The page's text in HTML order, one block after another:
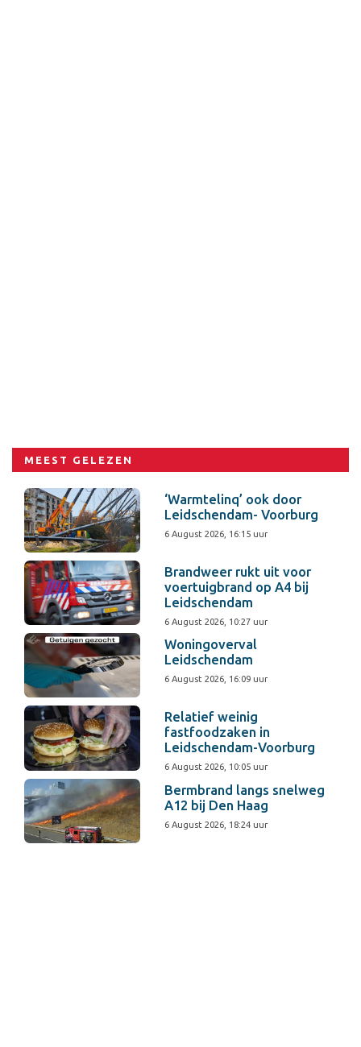
MEEST GELEZEN
‘Warmtelinq’ ook door
Leidschendam- Voorburg
6 August 2026, 16:15 uur
Brandweer rukt uit voor
voertuigbrand op A4 bij
Leidschendam
6 August 2026, 10:27 uur
Woningoverval
Leidschendam
6 August 2026, 16:09 uur
Relatief weinig
fastfoodzaken in
Leidschendam-Voorburg
6 August 2026, 10:05 uur
Bermbrand langs snelweg
A12 bij Den Haag
6 August 2026, 18:24 uur